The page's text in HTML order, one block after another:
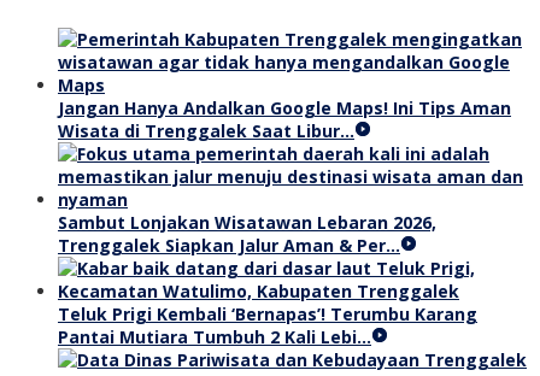
Jangan Hanya Andalkan Google Maps! Ini Tips Aman
Wisata di Trenggalek Saat Libur…
Sambut Lonjakan Wisatawan Lebaran 2026,
Trenggalek Siapkan Jalur Aman & Per…
Teluk Prigi Kembali ‘Bernapas’! Terumbu Karang
Pantai Mutiara Tumbuh 2 Kali Lebi…